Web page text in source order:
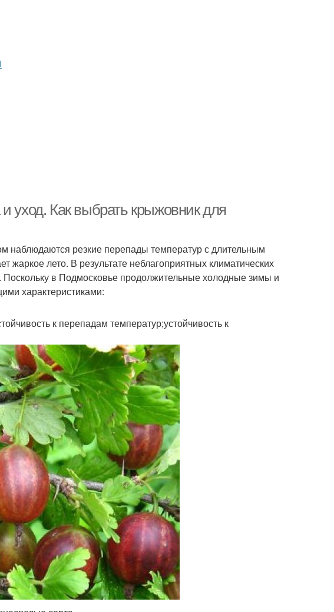
уход. Как выбрать крыжовник для
наблюдаются резкие перепады температур с длительным
жаркое лето. В результате неблагоприятных климатических
Поскольку в Подмосковье продолжительные холодные зимы и
характеристиками:
к перепадам температур;устойчивость к